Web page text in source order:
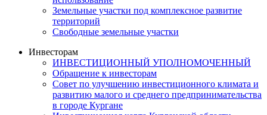
Земельные участки под комплексное развитие
территорий
Свободные земельные участки
Инвесторам
ИНВЕСТИЦИОННЫЙ УПОЛНОМОЧЕННЫЙ
Обращение к инвесторам
Совет по улучшению инвестиционного климата и
развитию малого и среднего предпринимательства
в городе Кургане